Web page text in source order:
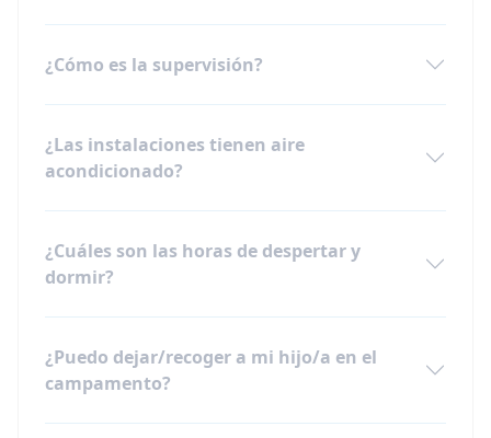
¿Cómo es la supervisión?
¿Las instalaciones tienen aire
acondicionado?
¿Cuáles son las horas de despertar y
dormir?
¿Puedo dejar/recoger a mi hijo/a en el
campamento?